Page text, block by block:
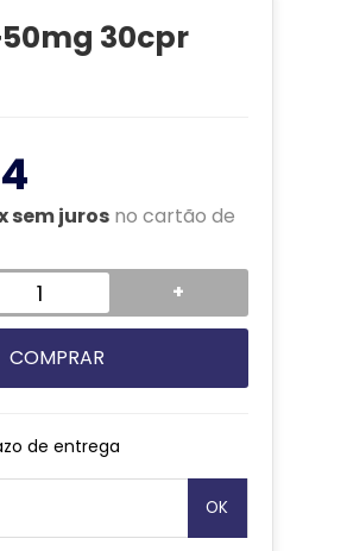
30cpr
sem jurosno cartão de
+
COMPRAR
de entrega
OK